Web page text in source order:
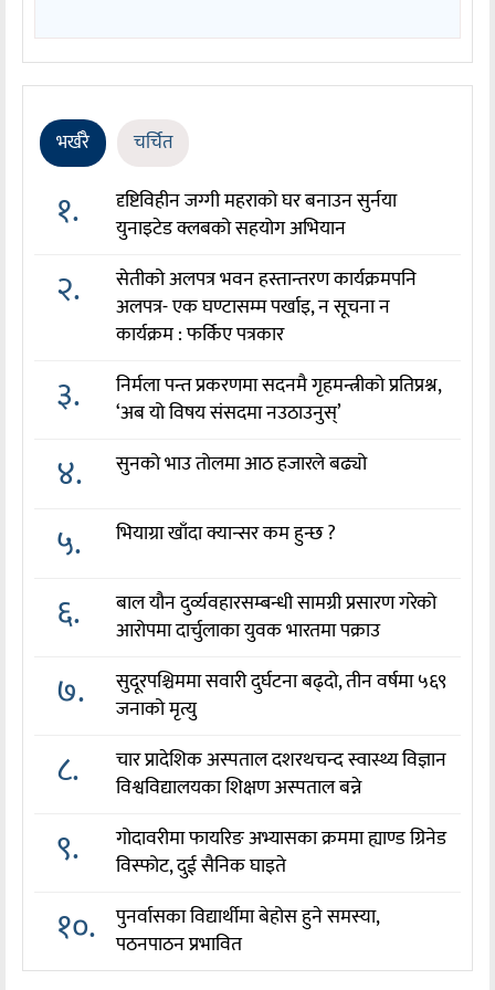
भर्खरै चर्चित
१.
दृष्टिविहीन जग्गी महराको घर बनाउन सुर्नया
युनाइटेड क्लबको सहयोग अभियान
२.
सेतीको अलपत्र भवन हस्तान्तरण कार्यक्रमपनि
अलपत्र- एक घण्टासम्म पर्खाइ, न सूचना न
कार्यक्रम : फर्किए पत्रकार
३.
निर्मला पन्त प्रकरणमा सदनमै गृहमन्त्रीको प्रतिप्रश्न,
‘अब यो विषय संसदमा नउठाउनुस्’
४. सुनको भाउ तोलमा आठ हजारले बढ्यो
५. भियाग्रा खाँदा क्यान्सर कम हुन्छ ?
६.
बाल यौन दुर्व्यवहारसम्बन्धी सामग्री प्रसारण गरेको
आरोपमा दार्चुलाका युवक भारतमा पक्राउ
७.
सुदूरपश्चिममा सवारी दुर्घटना बढ्दो, तीन वर्षमा ५६९
जनाको मृत्यु
८.
चार प्रादेशिक अस्पताल दशरथचन्द स्वास्थ्य विज्ञान
विश्वविद्यालयका शिक्षण अस्पताल बन्ने
९.
गोदावरीमा फायरिङ अभ्यासका क्रममा ह्याण्ड ग्रिनेड
विस्फोट, दुई सैनिक घाइते
१०.
पुनर्वासका विद्यार्थीमा बेहोस हुने समस्या,
पठनपाठन प्रभावित